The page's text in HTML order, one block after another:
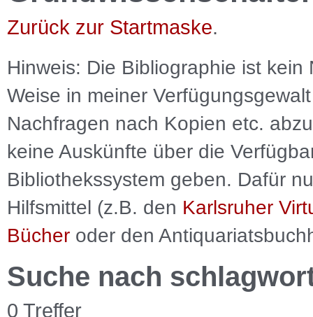
Zurück zur Startmaske.
Hinweis: Die Bibliographie ist kein
Weise in meiner
Nachfragen nach Kopien etc.
keine Auskünfte über die
Bibliothekssystem geben. Dafür
Hilfsmittel (z.B. den Karlsruher
Bücher oder den
Suche nach
0 Treffer